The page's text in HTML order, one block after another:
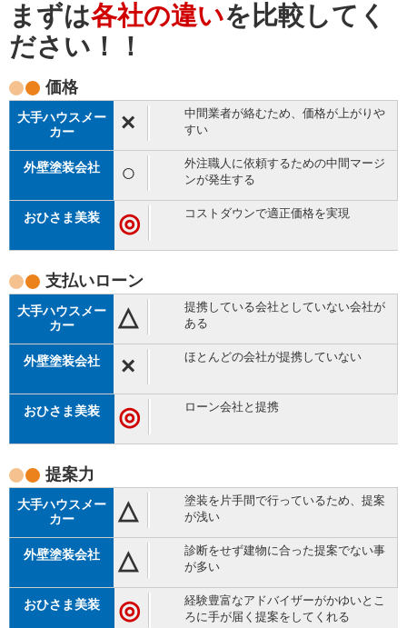
まずは各社の違いを比較してく
ださい！！
価格
×
中間業者が絡むため、価格が上がりや
すい
○
外注職人に依頼するための中間マージ
ンが発生する
◎ コストダウンで適正価格を実現
支払いローン
△
提携している会社としていない会社が
ある
× ほとんどの会社が提携していない
◎ ローン会社と提携
提案力
△
塗装を片手間で行っているため、提案
が浅い
△
診断をせず建物に合った提案でない事
が多い
◎
経験豊富なアドバイザーがかゆいとこ
ろに手が届く提案をしてくれる